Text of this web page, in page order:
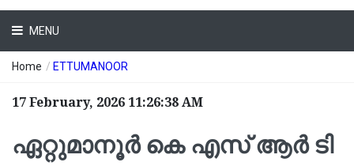
MENU
Home / ETTUMANOOR
17 February, 2026 11:26:38 AM
ഏറ്റുമാനൂർ കെ എസ് ആർ ടി